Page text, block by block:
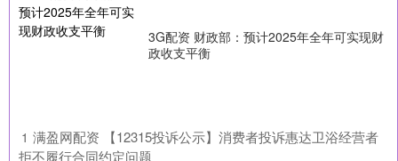
3G配资 财政部：预计2025年全年可实现财
政收支平衡
1 ​满盈网配资 【12315投诉公示】消费者投诉惠达卫浴经营者
拒不履行合同约定问题